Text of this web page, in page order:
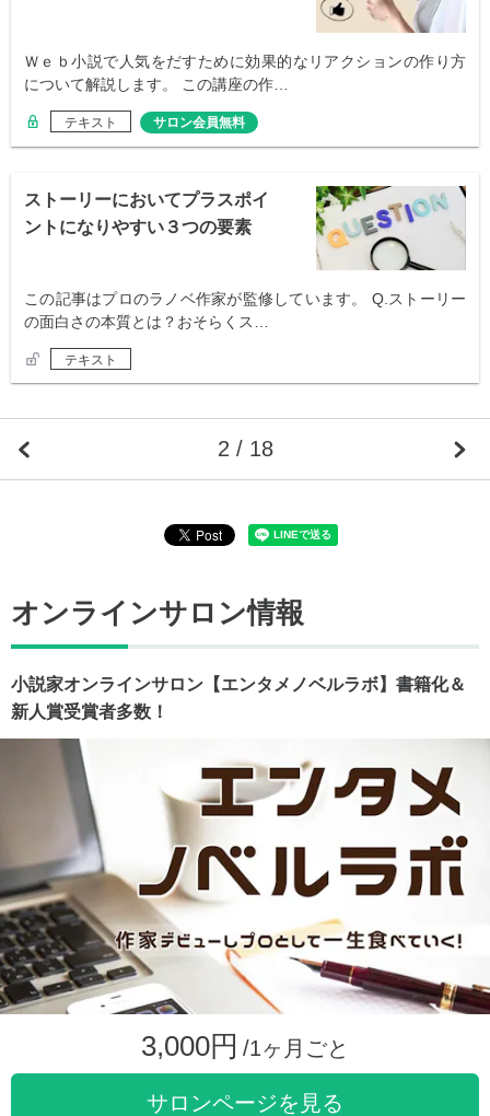
Ｗｅｂ小説で人気をだすために効果的なリアクションの作り方
について解説します。 この講座の作…
テキスト サロン会員無料
ストーリーにおいてプラスポイ
ントになりやすい３つの要素
この記事はプロのラノベ作家が監修しています。 Q.ストーリー
の面白さの本質とは？おそらくス…
テキスト
2 / 18
オンラインサロン情報
小説家オンラインサロン【エンタメノベルラボ】書籍化＆
新人賞受賞者多数！
3,000円 /1ヶ月ごと
サロンページを見る